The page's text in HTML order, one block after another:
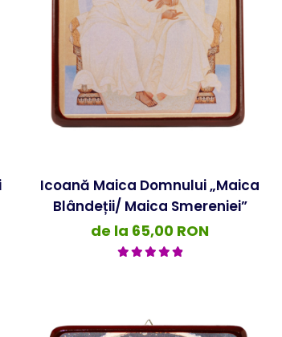
Icoană Maica Domnului „Maica
Blândeții/ Maica Smereniei”
de la 65,00 RON